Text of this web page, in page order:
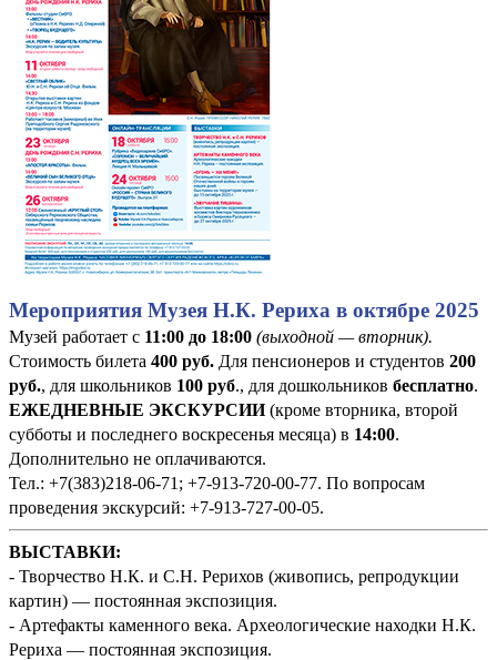
Мероприятия Музея Н.К. Рериха в октябре 2025
Музей работает с 11:00 до 18:00 (выходной — вторник).
Стоимость билета 400 руб. Для пенсионеров и студентов 200
руб., для школьников 100 руб., для дошкольников бесплатно.
ЕЖЕДНЕВНЫЕ ЭКСКУРСИИ(кроме вторника, второй
субботы и последнего воскресенья месяца) в 14:00.
Дополнительно не оплачиваются.
Тел.: +7(383)218-06-71; +7-913-720-00-77. По вопросам
проведения экскурсий: +7-913-727-00-05.
ВЫСТАВКИ:
- Творчество Н.К. и С.Н. Рерихов (живопись, репродукции
картин) — постоянная экспозиция.
- Артефакты каменного века. Археологические находки Н.К.
Рериха — постоянная экспозиция.